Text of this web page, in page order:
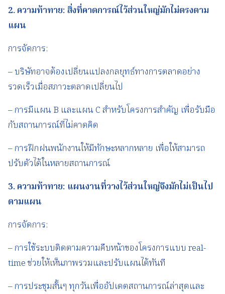
2.ความท้าทาย:สิ่งที่คาดการณ์ไว้ส่วนใหญ่มักไม่ตรงตาม
แผน
การจัดการ:
– บริษัทอาจต้องเปลี่ยนแปลงกลยุทธ์ทางการตลาดอย่าง
รวดเร็วเมื่อสภาวะตลาดเปลี่ยนไป
– การมีแผน B และแผน C สำหรับโครงการสำคัญ เพื่อรับมือ
กับสถานการณ์ที่ไม่คาดคิด
– การฝึกฝนพนักงานให้มีทักษะหลากหลาย เพื่อให้สามารถ
ปรับตัวได้ในหลายสถานการณ์
3.ความท้าทาย: แผนงานที่วางไว้ส่วนใหญ่จึงมักไม่เป็นไป
ตามแผน
การจัดการ:
– การใช้ระบบติดตามความคืบหน้าของโครงการแบบ real-
time ช่วยให้เห็นภาพรวมและปรับแผนได้ทันที
– การประชุมสั้นๆ ทุกวันเพื่ออัปเดตสถานการณ์ล่าสุดและ